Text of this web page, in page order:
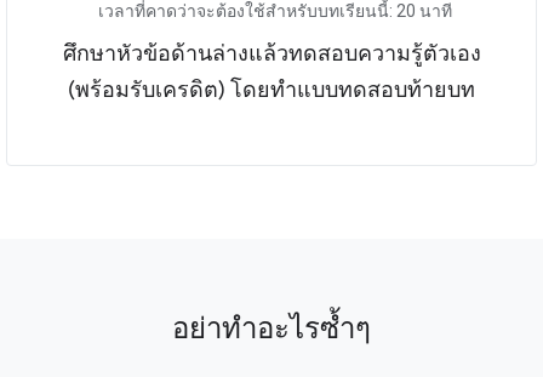
เวลาที่คาดว่าจะต้องใช้สำหรับบทเรียนนี้: 20 นาที
ศึกษาหัวข้อด้านล่างแล้วทดสอบความรู้ตัวเอง
(พร้อมรับเครดิต) โดยทำแบบทดสอบท้ายบท
อย่าทำอะไรซ้ำๆ